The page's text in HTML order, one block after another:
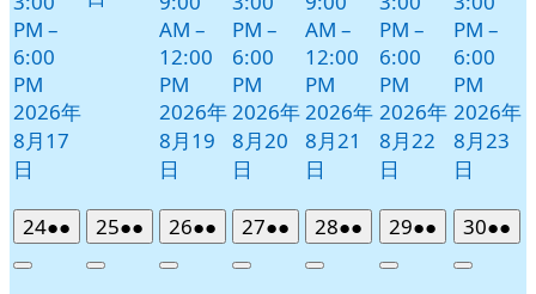
PM –
6:00
PM
2026年
8月17
日
AM –
12:00
PM
2026年
8月19
日
PM –
6:00
PM
2026年
8月20
日
AM –
12:00
PM
2026年
8月21
日
PM –
6:00
PM
2026年
8月22
日
PM –
6:00
PM
2026年
8月23
日
242026
年
●●
件
Close
252026
年
●●
件
Close
262026
年
●●
件
Close
272026
年
●●
件
Close
282026
年
●●
件
Close
292026
年
●●
件
Close
302026
年
●●
件
Close